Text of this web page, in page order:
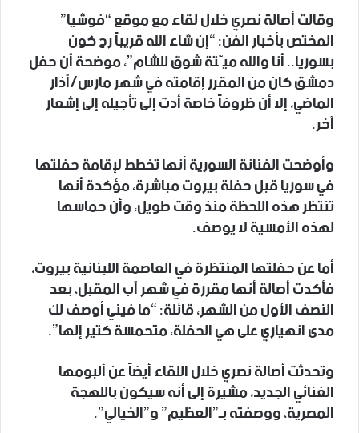
وقالت أصالة نصري خلال لقاء مع موقع “فوشيا”
المختص بأخبار الفن: “إن شاء الله قريباً رح كون
بسوريا.. أنا والله ميّتة شوق للشام”، موضحة أن حفل
دمشق كان من المقرر إقامته في شهر مارس/آذار
الماضي، إلا أن ظروفاً خاصة أدت إلى تأجيله إلى إشعار
آخر.
وأوضحت الفنانة السورية أنها تخطط لإقامة حفلتها
في سوريا قبل حفلة بيروت مباشرة، مؤكدة أنها
تنتظر هذه اللحظة منذ وقت طويل، وأن حماسها
لهذه الأمسية لا يوصف.
أما عن حفلتها المنتظرة في العاصمة اللبنانية بيروت،
فأكدت أصالة أنها مقررة في شهر آب المقبل، بعد
النصف الأول من الشهر، قائلة: “ما فيني أوصف لك
مدى انهياري على هي الحفلة، متحمسة كتير إلها”.
وتحدثت أصالة نصري خلال اللقاء أيضاً عن ألبومها
الغنائي الجديد، مشيرة إلى أنه سيكون باللهجة
المصرية، ووصفته بـ”العظيم” و”الخيالي”.